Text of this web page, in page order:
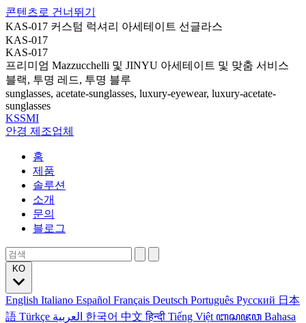
콘텐츠로 건너뛰기
KAS-017 커스텀 럭셔리 아세테이트 선글라스
KAS-017
KAS-017
프리미엄 Mazzucchelli 및 JINYU 아세테이트 및 맞춤 서비스
블랙, 투명 레드, 투명 블루
sunglasses, acetate-sunglasses, luxury-eyewear, luxury-acetate-
sunglasses
KSSMI
안경 제조업체
홈
제품
솔루션
소개
문의
블로그
English Italiano Español Français Deutsch Português Русский 日本
語 Türkçe 한국어 中文हिन्दी Tiếng Việt ꦧꦱꦗꦮ Bahasa